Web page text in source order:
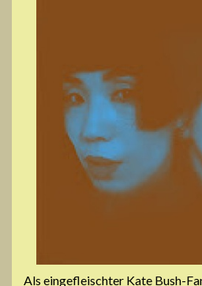
Als eingefleischter Kate Bush-